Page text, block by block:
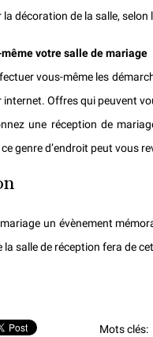
la décoration de la salle,
votre salle de mariage
vous-même les
Offres qui peuvent
une réception de
genre d’endroit peut vous
un évènement
la salle de réception fera de
Mots clés: